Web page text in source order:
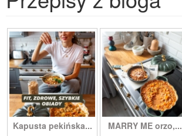
Kapusta pekińska... MARRY ME orzo,...